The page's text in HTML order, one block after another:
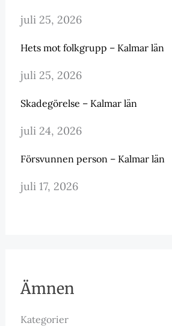
juli 25, 2026
Hets mot folkgrupp – Kalmar län
juli 25, 2026
Skadegörelse – Kalmar län
juli 24, 2026
Försvunnen person – Kalmar län
juli 17, 2026
Ämnen
Kategorier